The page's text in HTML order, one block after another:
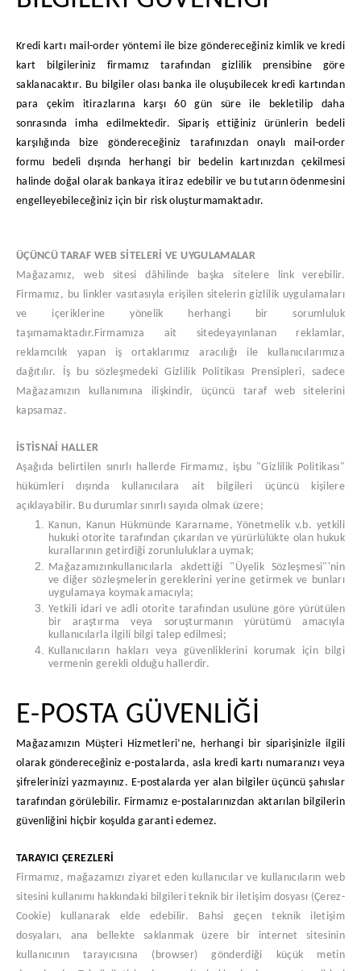
Kredi kartı mail-order yöntemi ile bize göndereceğiniz kimlik ve kredi
kart bilgileriniz firmamız tarafından gizlilik prensibine göre
saklanacaktır. Bu bilgiler olası banka ile oluşubilecek kredi kartından
para çekim itirazlarına karşı 60 gün süre ile bekletilip daha
sonrasında imha edilmektedir. Sipariş ettiğiniz ürünlerin bedeli
karşılığında bize göndereceğiniz tarafınızdan onaylı mail-order
formu bedeli dışında herhangi bir bedelin kartınızdan çekilmesi
halinde doğal olarak bankaya itiraz edebilir ve bu tutarın ödenmesini
engelleyebileceğiniz için bir risk oluşturmamaktadır.
ÜÇÜNCÜ TARAF WEB SİTELERİ VE UYGULAMALAR
Mağazamız, web sitesi dâhilinde başka sitelere link verebilir.
Firmamız, bu linkler vasıtasıyla erişilen sitelerin gizlilik uygulamaları
ve içeriklerine yönelik herhangi bir sorumluluk
taşımamaktadır.Firmamıza ait sitedeyayınlanan reklamlar,
reklamcılık yapan iş ortaklarımız aracılığı ile kullanıcılarımıza
dağıtılır. İş bu sözleşmedeki Gizlilik Politikası Prensipleri, sadece
Mağazamızın kullanımına ilişkindir, üçüncü taraf web sitelerini
kapsamaz.
İSTİSNAİ HALLER
Aşağıda belirtilen sınırlı hallerde Firmamız, işbu "Gizlilik Politikası"
hükümleri dışında kullanıcılara ait bilgileri üçüncü kişilere
açıklayabilir. Bu durumlar sınırlı sayıda olmak üzere;
Kanun, Kanun Hükmünde Kararname, Yönetmelik v.b. yetkili
hukuki otorite tarafından çıkarılan ve yürürlülükte olan hukuk
kurallarının getirdiği zorunluluklara uymak;
Mağazamızınkullanıcılarla akdettiği "Üyelik Sözleşmesi"'nin
ve diğer sözleşmelerin gereklerini yerine getirmek ve bunları
uygulamaya koymak amacıyla;
Yetkili idari ve adli otorite tarafından usulüne göre yürütülen
bir araştırma veya soruşturmanın yürütümü amacıyla
kullanıcılarla ilgili bilgi talep edilmesi;
Kullanıcıların hakları veya güvenliklerini korumak için bilgi
vermenin gerekli olduğu hallerdir.
E-POSTA GÜVENLİĞİ
Mağazamızın Müşteri Hizmetleri’ne, herhangi bir siparişinizle ilgili
olarak göndereceğiniz e-postalarda, asla kredi kartı numaranızı veya
şifrelerinizi yazmayınız. E-postalarda yer alan bilgiler üçüncü şahıslar
tarafından görülebilir. Firmamız e-postalarınızdan aktarılan bilgilerin
güvenliğini hiçbir koşulda garanti edemez.
TARAYICI ÇEREZLERİ
Firmamız, mağazamızı ziyaret eden kullanıcılar ve kullanıcıların web
sitesini kullanımı hakkındaki bilgileri teknik bir iletişim dosyası (Çerez-
Cookie) kullanarak elde edebilir. Bahsi geçen teknik iletişim
dosyaları, ana bellekte saklanmak üzere bir internet sitesinin
kullanıcının tarayıcısına (browser) gönderdiği küçük metin